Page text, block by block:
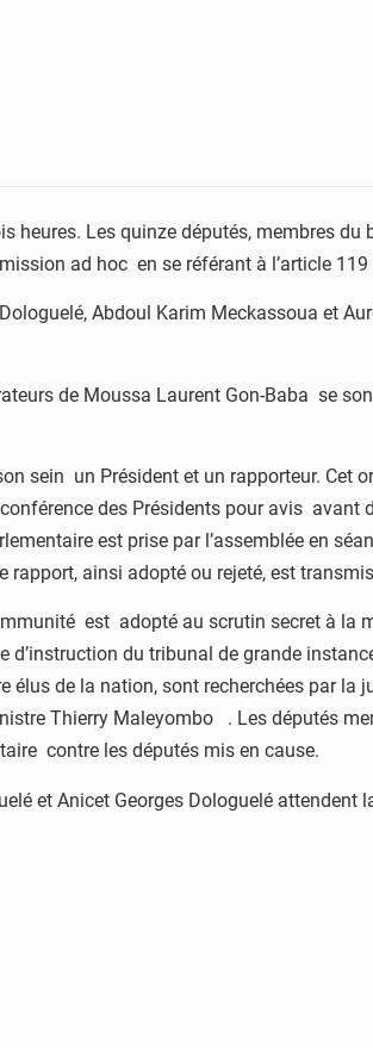
Les quinze députés, membres
ad hoc en se référant à l’article
Abdoul Karim Meckassoua et
de Moussa Laurent Gon-Baba se
sein un Président et un rapporteur. Cet
des Présidents pour avis avant
est prise par l’assemblée en
ainsi adopté ou rejeté, est
est adopté au scrutin secret à
du tribunal de grande
élus de la nation, sont recherchées par
Thierry Maleyombo . Les députés
contre les députés mis en cause.
et Anicet Georges Dologuelé